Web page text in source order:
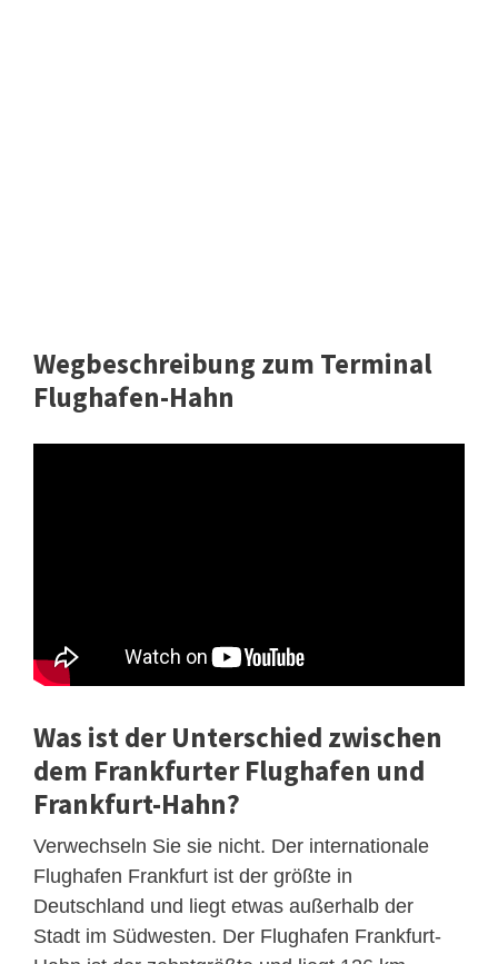
Wegbeschreibung zum Terminal
Flughafen-Hahn
Was ist der Unterschied zwischen
dem Frankfurter Flughafen und
Frankfurt-Hahn?
Verwechseln Sie sie nicht. Der internationale
Flughafen Frankfurt ist der größte in
Deutschland und liegt etwas außerhalb der
Stadt im Südwesten. Der Flughafen Frankfurt-